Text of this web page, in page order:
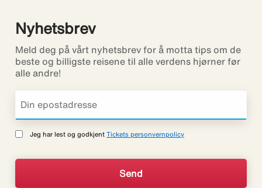
Nyhetsbrev
Meld deg på vårt nyhetsbrev for å motta tips om de
beste og billigste reisene til alle verdens hjørner før
alle andre!
Jeg har lest og godkjent Tickets personvernpolicy